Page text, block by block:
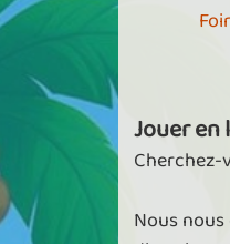
Jouer en
Cherchez-
Nous